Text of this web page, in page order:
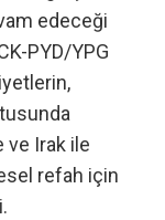
edeceği
PYD/YPG
ve Irak ile
refah için